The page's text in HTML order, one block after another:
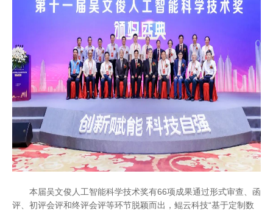
本届吴文俊人工智能科学技术奖有66项成果通过形式审查、函
评、初评会评和终评会评等环节脱颖而出，鲲云科技“基于定制数